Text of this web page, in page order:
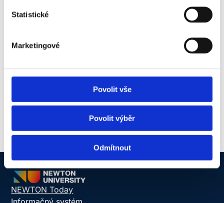
Statistické
Marketingové
Povolit vše
Povolit výběr
Odmítnout
Laura Catarrasa
expertka na cestovný priemysel, DEI,
NEWTON Today